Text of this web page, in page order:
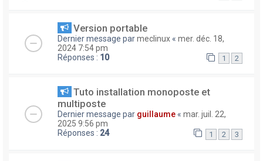
Version portable
Dernier message parmeclinux « mer. déc. 18,
2024 7:54 pm
Réponses : 10 1 2
Tuto installation monoposte et
multiposte
Dernier message par guillaume « mar. juil. 22,
2025 9:56 pm
Réponses : 24 1 2 3